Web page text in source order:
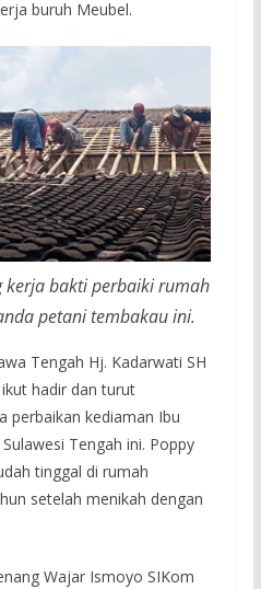
buruh Meubel.
kerja bakti perbaiki rumah
petani tembakau ini.
Tengah Hj. Kadarwati SH
hadir dan turut
perbaikan kediaman Ibu
Tengah ini. Poppy
tinggal di rumah
setelah menikah dengan
Wajar Ismoyo SIKom